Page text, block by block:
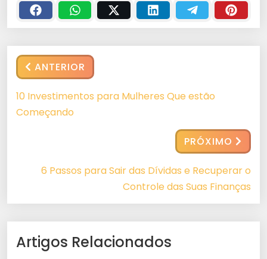
ANTERIOR
10 Investimentos para Mulheres Que estão
Começando
PRÓXIMO
6 Passos para Sair das Dívidas e Recuperar o
Controle das Suas Finanças
Artigos Relacionados